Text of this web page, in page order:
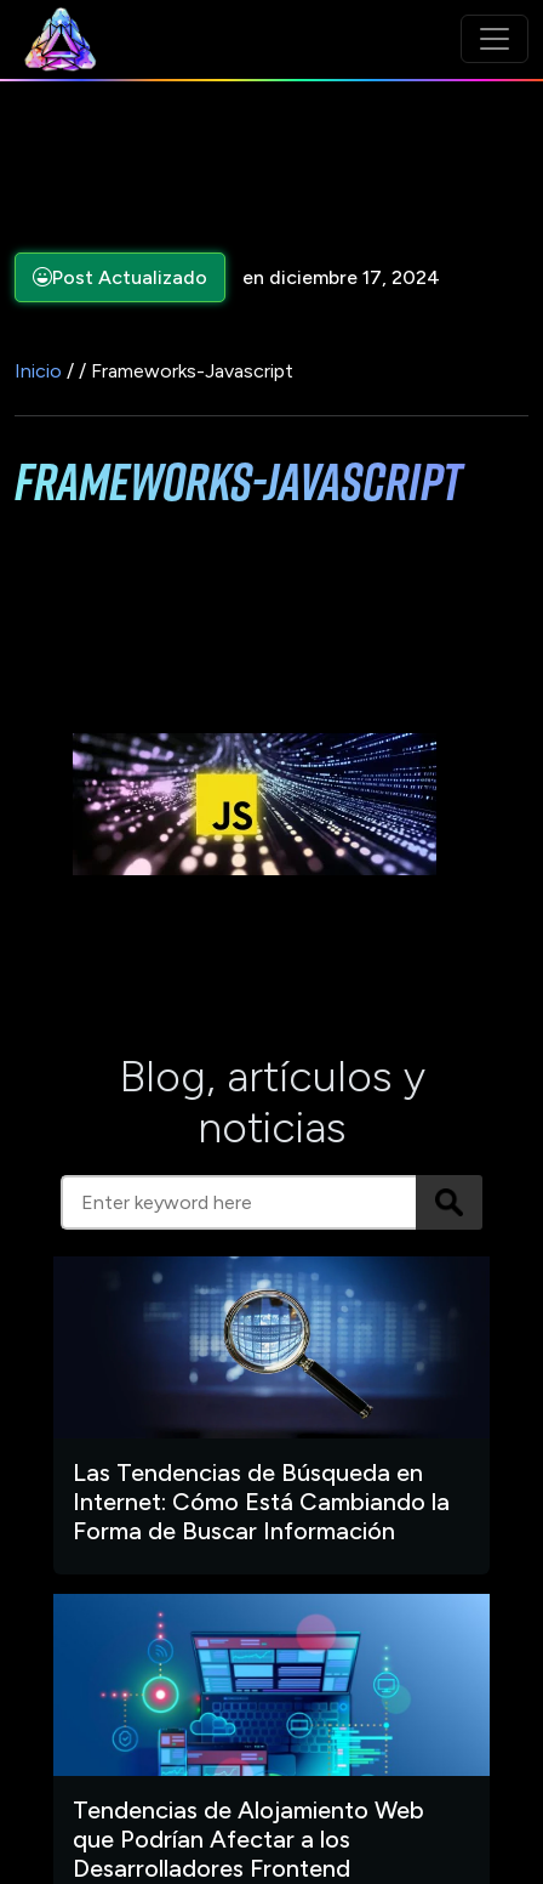
Post Actualizado en diciembre 17, 2024
Inicio / / Frameworks-Javascript
Frameworks-Javascript
Blog, artículos y
noticias
Las Tendencias de Búsqueda en
Internet: Cómo Está Cambiando la
Forma de Buscar Información
Tendencias de Alojamiento Web
que Podrían Afectar a los
Desarrolladores Frontend